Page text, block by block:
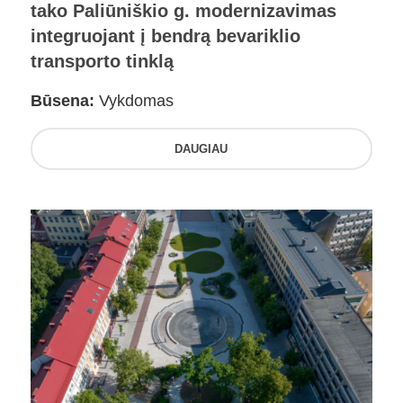
tako Paliūniškio g. modernizavimas
integruojant į bendrą bevariklio
transporto tinklą
Būsena: Vykdomas
DAUGIAU